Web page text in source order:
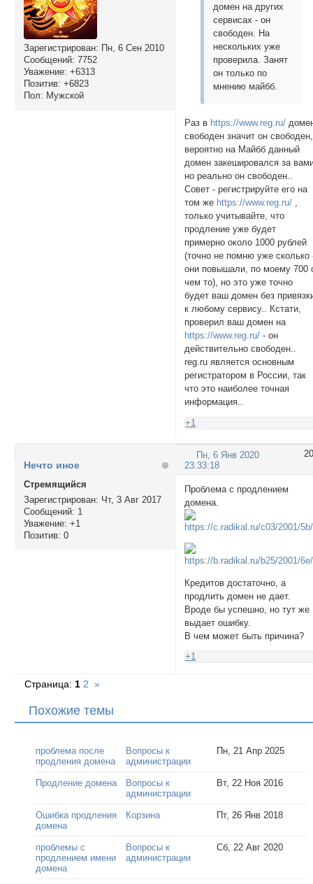
Зарегистрирован: Пн, 6 Сен 2010
Сообщений: 7752
Уважение: +6313
Позитив: +6823
Пол: Мужской
домен на других
сервисах - он
свободен. На
нескольких уже
проверила. Занят
он только по
мнению майбб.
Раз в https://www.reg.ru/
свободен значит он свободен,
вероятно на Майбб данный
домен закешировался за
но реально он свободен..
Совет - регистрируйте его на
том же https://www.reg.ru/ ,
только учитывайте, что
продление уже будет
примерно около 1000 рублей
(точно не помню уже сколько
они повышали, по моему 700
чем то), но это уже точно
будет ваш домен без
к любому сервису.. Кстати,
проверил ваш домен на
https://www.reg.ru/ - он
действительно свободен..
reg.ru является основным
регистратором в России, так
что это наиболее точная
информация..
+1
20
Пн, 6 Янв 2020
23:33:18
Нечто иное
Стремящийся
Зарегистрирован: Чт, 3 Авг 2017
Сообщений: 1
Уважение: +1
Позитив: 0
Проблема с продлением
домена.
Кредитов достаточно, а
продлить домен не дает.
Вроде бы успешно, но тут же
выдает ошибку.
В чем может быть причина?
+1
Страница: 1 2 »
Похожие темы
проблема после
продления домена
Вопросы к
администрации
Пн, 21 Апр 2025
Продление домена
Вопросы к
администрации
Вт, 22 Ноя 2016
Ошибка продления
домена
Корзина Пт, 26 Янв 2018
проблемы с
продлением имени
домена
Вопросы к
администрации
Сб, 22 Авг 2020